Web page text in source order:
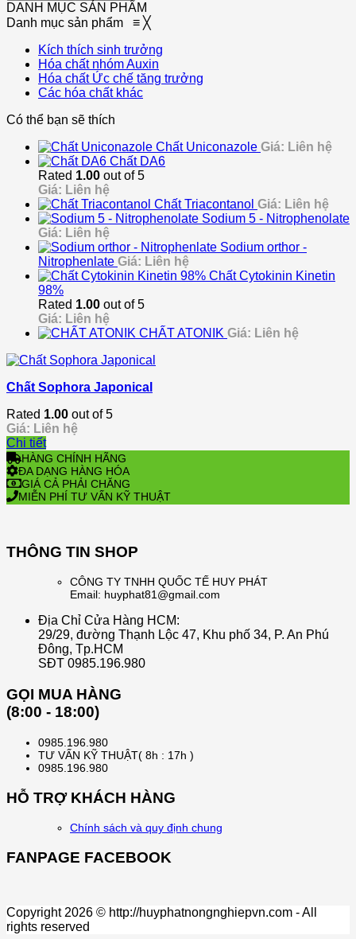
DANH MỤC SẢN PHẨM
Danh mục sản phẩm ≡ ╳
Kích thích sinh trưởng
Hóa chất nhóm Auxin
Hóa chất Ức chế tăng trưởng
Các hóa chất khác
Có thể bạn sẽ thích
Chất Uniconazole Giá: Liên hệ
Chất DA6
Rated 1.00 out of 5
Giá: Liên hệ
Chất Triacontanol Giá: Liên hệ
Sodium 5 - Nitrophenolate
Giá: Liên hệ
Sodium orthor -
Nitrophenlate Giá: Liên hệ
Chất Cytokinin Kinetin
98%
Rated 1.00 out of 5
Giá: Liên hệ
CHẤT ATONIK Giá: Liên hệ
Chất Sophora Japonical
Rated 1.00 out of 5
Giá: Liên hệ
Chi tiết
HÀNG CHÍNH HÃNG
ĐA DẠNG HÀNG HÓA
GIÁ CẢ PHẢI CHĂNG
MIỄN PHÍ TƯ VẤN KỸ THUẬT
THÔNG TIN SHOP
CÔNG TY TNHH QUỐC TẾ HUY PHÁT
Email: huyphat81@gmail.com
Địa Chỉ Cửa Hàng HCM:
29/29, đường Thạnh Lộc 47, Khu phố 34, P. An Phú
Đông, Tp.HCM
SĐT 0985.196.980
GỌI MUA HÀNG
(8:00 - 18:00)
0985.196.980
TƯ VẤN KỸ THUẬT( 8h : 17h )
0985.196.980
HỖ TRỢ KHÁCH HÀNG
Chính sách và quy định chung
FANPAGE FACEBOOK
Copyright 2026 © http://huyphatnongnghiepvn.com - All
rights reserved